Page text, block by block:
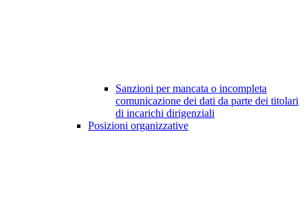
Sanzioni per mancata o incompleta
comunicazione dei dati da parte dei titolari
di incarichi dirigenziali
Posizioni organizzative